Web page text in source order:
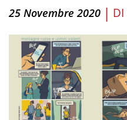
25 Novembre 2020 | DI